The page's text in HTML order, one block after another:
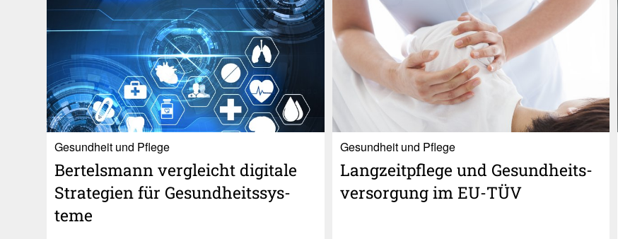
Gesundheit und Pflege
Bertels­mann vergleicht digi­tale
Stra­te­gien für Gesund­heits­sys­
teme
Gesundheit und Pflege
Lang­zeit­pflege und Gesund­heits­
ver­sor­gung im EU-TÜV